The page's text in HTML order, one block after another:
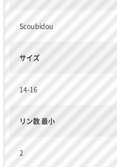
Scoubidou
サイズ
14-16
リン数 最小
2